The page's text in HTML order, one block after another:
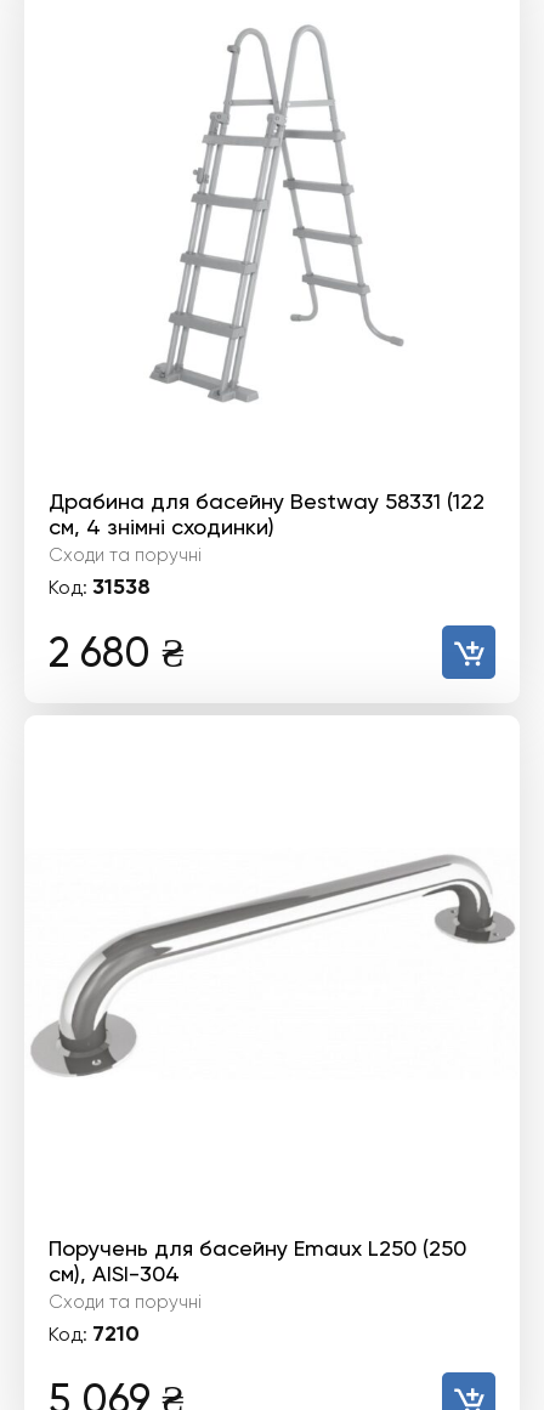
Драбина для басейну Bestway 58331 (122
см, 4 знімні сходинки)
Сходи та поручні
Код: 31538
2 680 ₴
Поручень для басейну Emaux L250 (250
см), AISI-304
Сходи та поручні
Код: 7210
5 069 ₴